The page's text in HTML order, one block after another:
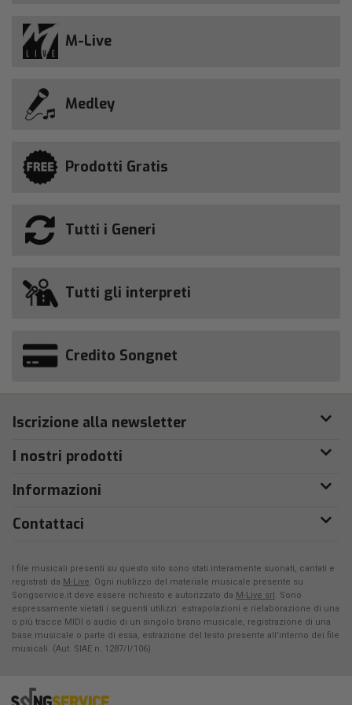
M-Live
Medley
Prodotti Gratis
Tutti i Generi
Tutti gli interpreti
Credito Songnet
Iscrizione alla newsletter
I nostri prodotti
Informazioni
Contattaci
I file musicali presenti su questo sito sono stati interamente suonati, cantati e
registrati da M-Live. Ogni riutilizzo del materiale musicale presente su
Songservice.it deve essere richiesto e autorizzato da M-Live srl. Sono
espressamente vietati i seguenti utilizzi: estrapolazioni e rielaborazione di una
o più tracce MIDI o audio di un singolo brano musicale, registrazione di una
base musicale o parte di essa, estrazione del testo presente all'interno dei file
musicali. (Aut. SIAE n. 1287/I/106)